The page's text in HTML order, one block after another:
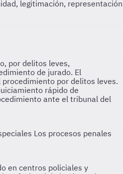
legitimación, representación
por delitos leves,
de jurado. El
por delitos leves.
rápido de
ante el tribunal del
Los procesos penales
en centros policiales y